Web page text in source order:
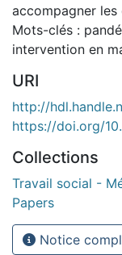
accompagner
Mots-clés :
intervention en
URI
http://
https://doi.org/
Collections
Travail social -
Papers
Notice